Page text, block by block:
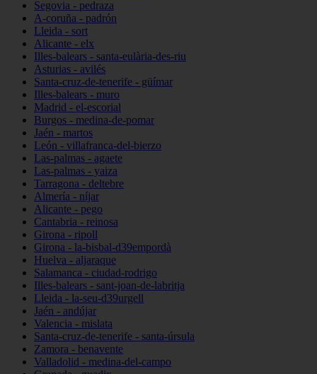
Segovia - pedraza
A-coruña - padrón
Lleida - sort
Alicante - elx
Illes-balears - santa-eulària-des-riu
Asturias - avilés
Santa-cruz-de-tenerife - güímar
Illes-balears - muro
Madrid - el-escorial
Burgos - medina-de-pomar
Jaén - martos
León - villafranca-del-bierzo
Las-palmas - agaete
Las-palmas - yaiza
Tarragona - deltebre
Almería - níjar
Alicante - pego
Cantabria - reinosa
Girona - ripoll
Girona - la-bisbal-d39empordà
Huelva - aljaraque
Salamanca - ciudad-rodrigo
Illes-balears - sant-joan-de-labritja
Lleida - la-seu-d39urgell
Jaén - andújar
Valencia - mislata
Santa-cruz-de-tenerife - santa-úrsula
Zamora - benavente
Valladolid - medina-del-campo